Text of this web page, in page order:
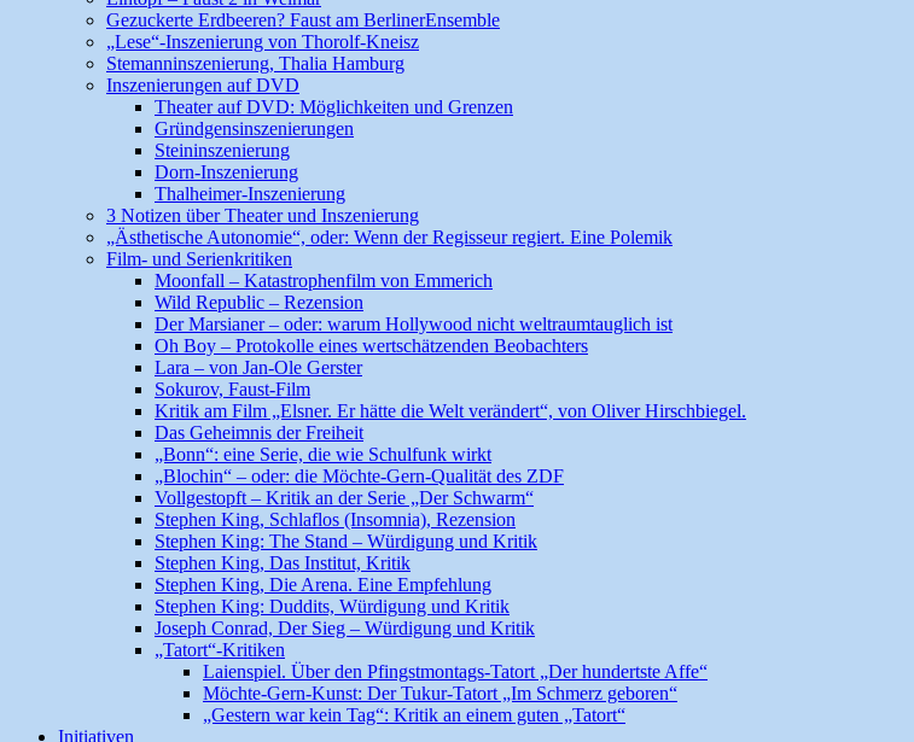
Gezuckerte Erdbeeren? Faust am BerlinerEnsemble
„Lese“-Inszenierung von Thorolf-Kneisz
Stemanninszenierung, Thalia Hamburg
Inszenierungen auf DVD
Theater auf DVD: Möglichkeiten und Grenzen
Gründgensinszenierungen
Steininszenierung
Dorn-Inszenierung
Thalheimer-Inszenierung
3 Notizen über Theater und Inszenierung
„Ästhetische Autonomie“, oder: Wenn der Regisseur regiert. Eine Polemik
Film- und Serienkritiken
Moonfall – Katastrophenfilm von Emmerich
Wild Republic – Rezension
Der Marsianer – oder: warum Hollywood nicht weltraumtauglich ist
Oh Boy – Protokolle eines wertschätzenden Beobachters
Lara – von Jan-Ole Gerster
Sokurov, Faust-Film
Kritik am Film „Elsner. Er hätte die Welt verändert“, von Oliver Hirschbiegel.
Das Geheimnis der Freiheit
„Bonn“: eine Serie, die wie Schulfunk wirkt
„Blochin“ – oder: die Möchte-Gern-Qualität des ZDF
Vollgestopft – Kritik an der Serie „Der Schwarm“
Stephen King, Schlaflos (Insomnia), Rezension
Stephen King: The Stand – Würdigung und Kritik
Stephen King, Das Institut, Kritik
Stephen King, Die Arena. Eine Empfehlung
Stephen King: Duddits, Würdigung und Kritik
Joseph Conrad, Der Sieg – Würdigung und Kritik
„Tatort“-Kritiken
Laienspiel. Über den Pfingstmontags-Tatort „Der hundertste Affe“
Möchte-Gern-Kunst: Der Tukur-Tatort „Im Schmerz geboren“
„Gestern war kein Tag“: Kritik an einem guten „Tatort“
Initiativen